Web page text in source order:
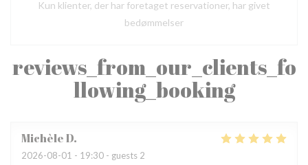
reviews_from_our_clients_fo
llowing_booking
MichèleD
2026-08-01 - 19:30 - guests 2
Kun klienter, der har foretaget reservationer, har givet
bedømmelser